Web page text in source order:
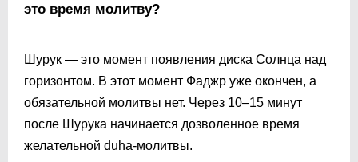
это время молитву?
Шурук — это момент появления диска Солнца над
горизонтом. В этот момент Фаджр уже окончен, а
обязательной молитвы нет. Через 10–15 минут
после Шурука начинается дозволенное время
желательной duha-молитвы.